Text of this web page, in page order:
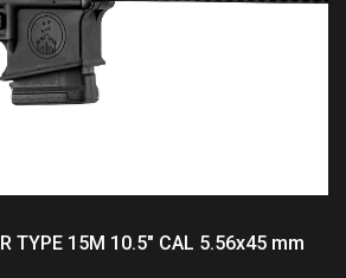
TYPE 15M 10.5" CAL 5.56x45 mm